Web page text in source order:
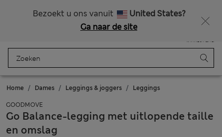
Bezoekt u ons vanuit
United States?
Ga naar de site
Winkelmand
Home Dames Leggings & joggers Leggings
GOODMOVE
Go Balance-legging met uitlopende taille
en omslag